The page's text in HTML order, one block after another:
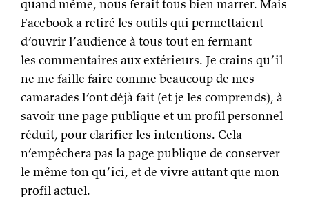
quand même, nous ferait tous bien marrer. Mais
Facebook a retiré les outils qui permettaient
d’ouvrir l’audience à tous tout en fermant
les commentaires aux extérieurs. Je crains qu’il
ne me faille faire comme beaucoup de mes
camarades l’ont déjà fait (et je les comprends), à
savoir une page publique et un profil personnel
réduit, pour clarifier les intentions. Cela
n’empêchera pas la page publique de conserver
le même ton qu’ici, et de vivre autant que mon
profil actuel.